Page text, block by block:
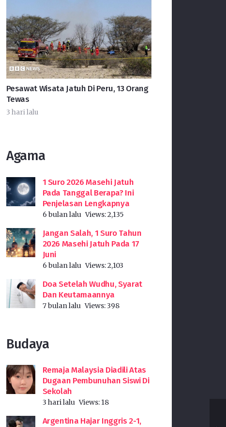
Pesawat Wisata Jatuh Di Peru, 13 Orang
Tewas
3 hari lalu
Agama
1 Suro 2026 Masehi Jatuh
Pada Tanggal Berapa? Ini
Penjelasan Lengkapnya
6 bulan lalu Views:2,135
Jangan Salah, 1 Suro Tahun
2026 Masehi Jatuh Pada 17
Juni
6 bulan lalu Views:2,103
Doa Setelah Wudhu, Syarat
Dan Keutamaannya
7 bulan lalu Views:398
Budaya
Remaja Malaysia Diadili Atas
Dugaan Pembunuhan Siswi Di
Sekolah
3 hari lalu Views: 18
Argentina Hajar Inggris 2-1,